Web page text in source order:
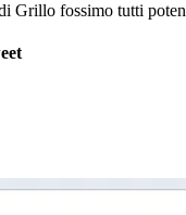
Grillo fossimo tutti